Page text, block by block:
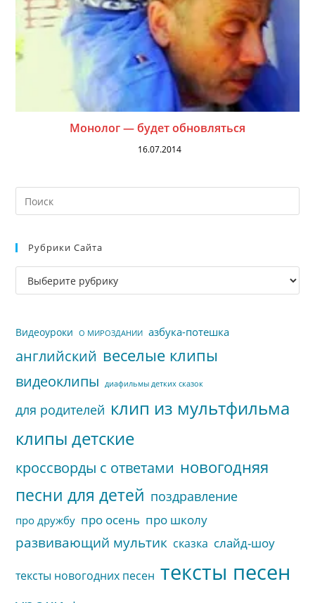
Монолог — будет обновляться
16.07.2014
Рубрики Сайта
Рубрики
сайта
Видеоуроки О МИРОЗДАНИИ азбука-потешка
английский веселые клипы
видеоклипы диафильмы детких сказок
для родителей клип из мультфильма
клипы детские
кроссворды с ответами новогодняя
песни для детей поздравление
про дружбу про осень про школу
развивающий мультик сказка слайд-шоу
тексты новогодних песен тексты песен